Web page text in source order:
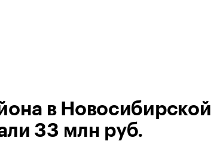
в Новосибирской
33 млн руб.